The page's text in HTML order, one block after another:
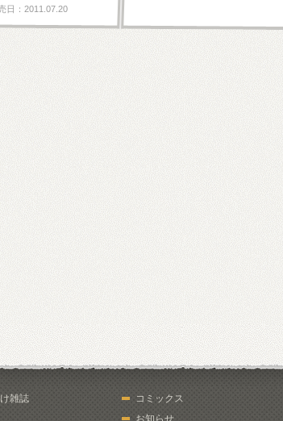
日：2011.07.20
雑誌
コミックス
お知らせ